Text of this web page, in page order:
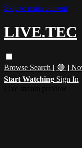
Skip to main content
LIVE.TEC
Browse Search [ 🔴 ]
Start Watching Sign In